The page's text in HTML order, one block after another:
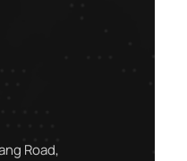
Road,